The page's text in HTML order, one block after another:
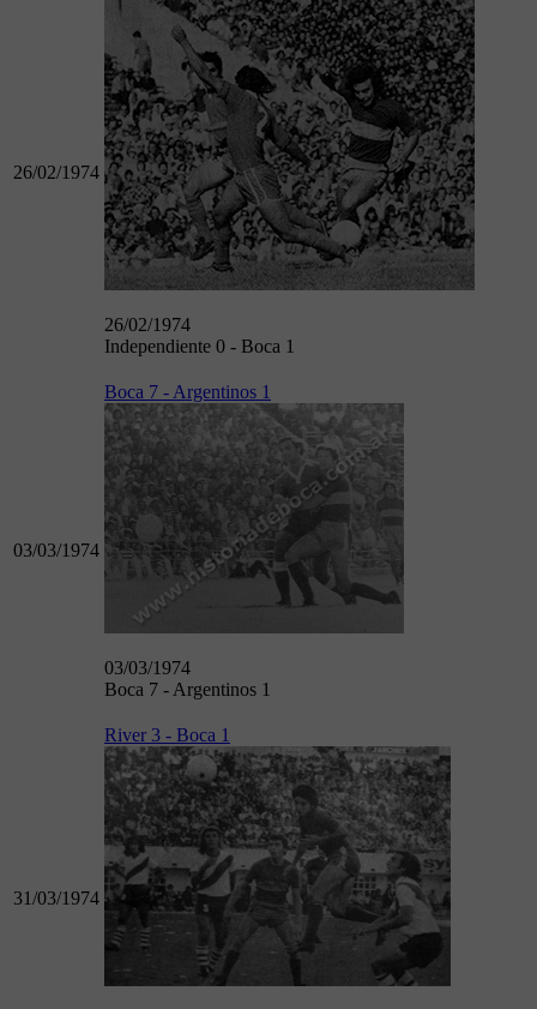
26/02/1974
26/02/1974
Independiente 0 - Boca 1
03/03/1974
Boca 7 - Argentinos 1
03/03/1974
Boca 7 - Argentinos 1
31/03/1974
River 3 - Boca 1